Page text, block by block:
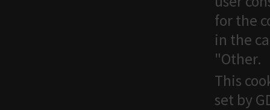
for the
in the
"Other.
This
set by